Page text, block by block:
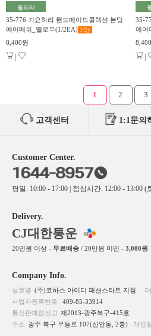
퀄리티
35-776 기요하라 핸드메이드콜렉션 본딩
에어메쉬_옐로우(1/2EA) 1/2y
8,400원
|
35-
에어
|
1 2 3
고객센터 1:1문의
Customer Center.
평일. 10:00 - 17:00 | 점심시간. 12:00 - 13:00
Delivery.
CJ대한통운
20만원 이상 - 무료배송 / 20만원 미만 - 3,000원
Company Info.
상호명 (주)코하스 아이디 패션스타트 지점
사업자등록번호
409-85-33914
통신판매업신고 제2013-광주북구-415호
주소 광주 북구 무등로 107(신안동, 2층) 개인